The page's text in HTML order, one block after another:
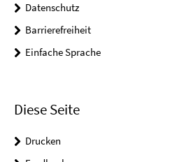
Datenschutz
Barrierefreiheit
Einfache Sprache
Diese Seite
Drucken